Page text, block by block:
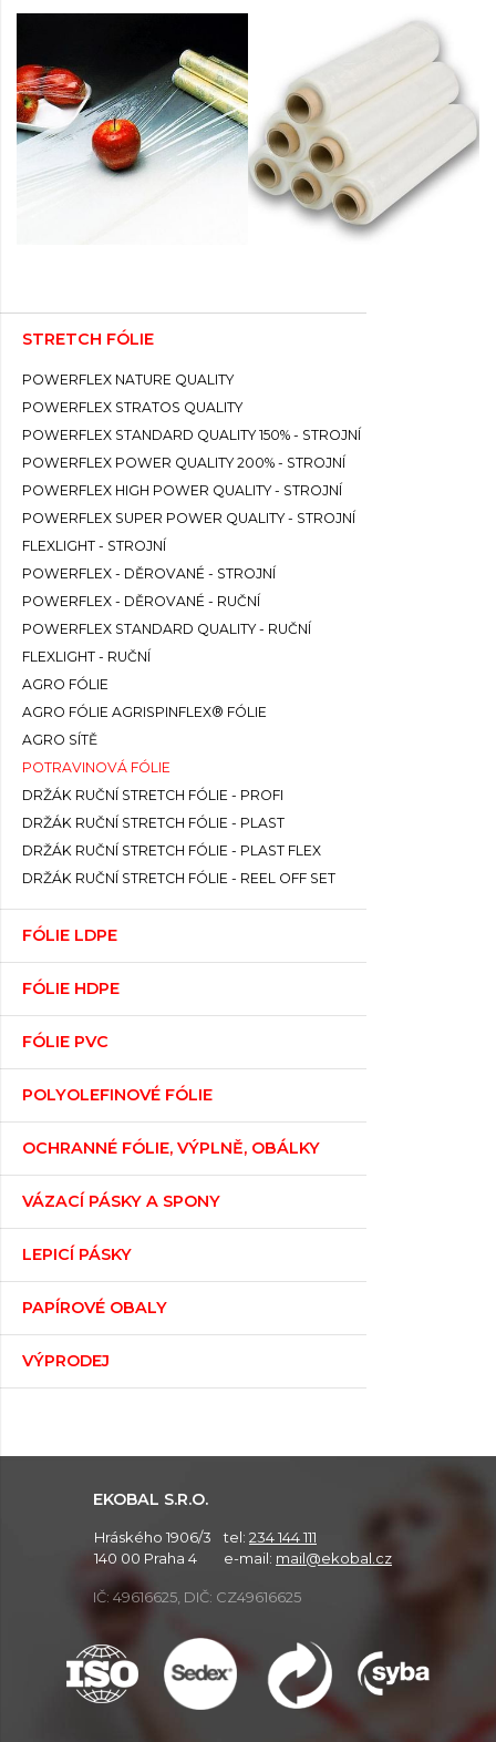
STRETCH FÓLIE
POWERFLEX NATURE QUALITY
POWERFLEX STRATOS QUALITY
POWERFLEX STANDARD QUALITY 150% - STROJNÍ
POWERFLEX POWER QUALITY 200% - STROJNÍ
POWERFLEX HIGH POWER QUALITY - STROJNÍ
POWERFLEX SUPER POWER QUALITY - STROJNÍ
FLEXLIGHT - STROJNÍ
POWERFLEX - DĚROVANÉ - STROJNÍ
POWERFLEX - DĚROVANÉ - RUČNÍ
POWERFLEX STANDARD QUALITY - RUČNÍ
FLEXLIGHT - RUČNÍ
AGRO FÓLIE
AGRO FÓLIE AGRISPINFLEX® FÓLIE
AGRO SÍTĚ
POTRAVINOVÁ FÓLIE
DRŽÁK RUČNÍ STRETCH FÓLIE - PROFI
DRŽÁK RUČNÍ STRETCH FÓLIE - PLAST
DRŽÁK RUČNÍ STRETCH FÓLIE - PLAST FLEX
DRŽÁK RUČNÍ STRETCH FÓLIE - REEL OFF SET
FÓLIE LDPE
FÓLIE HDPE
FÓLIE PVC
POLYOLEFINOVÉ FÓLIE
OCHRANNÉ FÓLIE, VÝPLNĚ, OBÁLKY
VÁZACÍ PÁSKY A SPONY
LEPICÍ PÁSKY
PAPÍROVÉ OBALY
VÝPRODEJ
EKOBAL S.R.O.
Hráského 1906/3
140 00 Praha 4
tel: 234 144 111
e-mail: mail@ekobal.cz
IČ: 49616625, DIČ: CZ49616625